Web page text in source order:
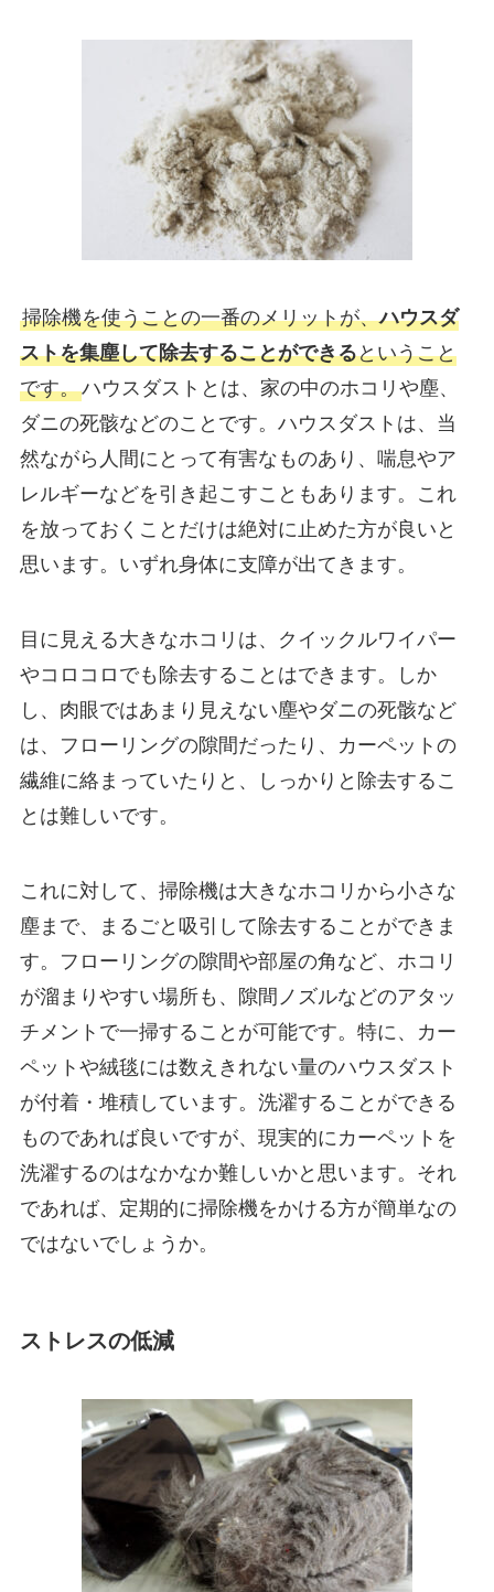
掃除機を使うことの一番のメリットが、ハウスダ
ストを集塵して除去することができるということ
です。ハウスダストとは、家の中のホコリや塵、
ダニの死骸などのことです。ハウスダストは、当
然ながら人間にとって有害なものあり、喘息やア
レルギーなどを引き起こすこともあります。これ
を放っておくことだけは絶対に止めた方が良いと
思います。いずれ身体に支障が出てきます。
目に見える大きなホコリは、クイックルワイパー
やコロコロでも除去することはできます。しか
し、肉眼ではあまり見えない塵やダニの死骸など
は、フローリングの隙間だったり、カーペットの
繊維に絡まっていたりと、しっかりと除去するこ
とは難しいです。
これに対して、掃除機は大きなホコリから小さな
塵まで、まるごと吸引して除去することができま
す。フローリングの隙間や部屋の角など、ホコリ
が溜まりやすい場所も、隙間ノズルなどのアタッ
チメントで一掃することが可能です。特に、カー
ペットや絨毯には数えきれない量のハウスダスト
が付着・堆積しています。洗濯することができる
ものであれば良いですが、現実的にカーペットを
洗濯するのはなかなか難しいかと思います。それ
であれば、定期的に掃除機をかける方が簡単なの
ではないでしょうか。
ストレスの低減